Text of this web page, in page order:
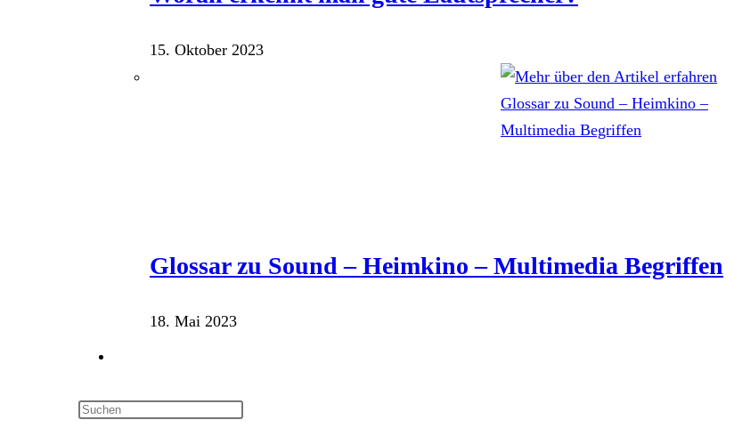
15. Oktober 2023
Glossar zu Sound – Heimkino – Multimedia Begriffen
18. Mai 2023
Suche